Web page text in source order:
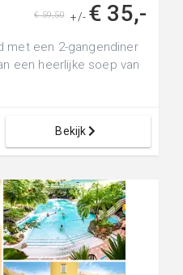
+/- € 35,-
€ 59,50
met een 2-gangendiner
een heerlijke soep van
Bekijk